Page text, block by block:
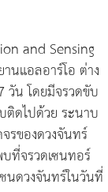
and Sensing
นแอลอาร์โอ ต่าง
วัน โดยมีจรวดขับ
ดไปด้วย ระนาบ
รของดวงจันทร์
ที่จรวดเซนทอร์
ดวงจันทร์ในวันที่